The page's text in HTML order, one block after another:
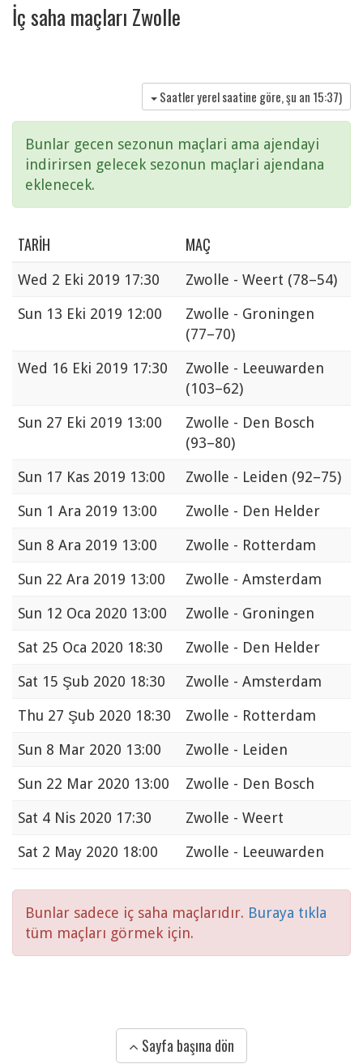
İç saha maçları Zwolle
Saatler yerel saatine göre, şu an 15:37)
Bunlar gecen sezonun maçlari ama ajendayi
indirirsen gelecek sezonun maçlari ajendana
eklenecek.
TARIH MAÇ
Wed 2 Eki 2019 17:30 Zwolle - Weert (78–54)
Sun 13 Eki 2019 12:00
Zwolle - Groningen
(77–70)
Wed 16 Eki 2019 17:30
Zwolle - Leeuwarden
(103–62)
Sun 27 Eki 2019 13:00
Zwolle - Den Bosch
(93–80)
Sun 17 Kas 2019 13:00 Zwolle - Leiden (92–75)
Sun 1 Ara 2019 13:00
Zwolle - Den Helder
Sun 8 Ara 2019 13:00
Zwolle - Rotterdam
Sun 22 Ara 2019 13:00
Zwolle - Amsterdam
Sun 12 Oca 2020 13:00
Zwolle - Groningen
Sat 25 Oca 2020 18:30
Zwolle - Den Helder
Sat 15 Şub 2020 18:30
Zwolle - Amsterdam
Thu 27 Şub 2020 18:30
Zwolle - Rotterdam
Sun 8 Mar 2020 13:00
Zwolle - Leiden
Sun 22 Mar 2020 13:00
Zwolle - Den Bosch
Sat 4 Nis 2020 17:30
Zwolle - Weert
Sat 2 May 2020 18:00 Zwolle - Leeuwarden
Bunlar sadece iç saha maçlarıdır. Buraya tıkla
tüm maçları görmek için.
Sayfa başına dön